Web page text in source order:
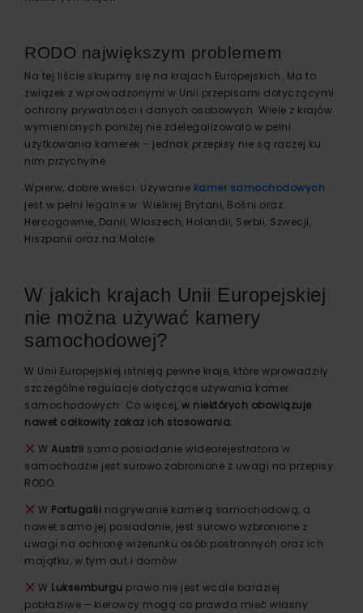
RODO największym problemem
Na tej liście skupimy się na krajach Europejskich. Ma to
związek z wprowadzonymi w Unii przepisami dotyczącymi
ochrony prywatności i danych osobowych. Wiele z krajów
wymienionych poniżej nie zdelegalizowało w pełni
użytkowania kamerek – jednak przepisy nie są raczej ku
nim przychylne.
Wpierw, dobre wieści. Używanie kamer samochodowych
jest w pełni legalne w: Wielkiej Brytani, Bośni oraz
Hercogownie, Danii, Włoszech, Holandii, Serbii, Szwecji,
Hiszpanii oraz na Malcie.
W jakich krajach Unii Europejskiej
nie można używać kamery
samochodowej?
W Unii Europejskiej istnieją pewne kraje, które wprowadziły
szczególne regulacje dotyczące używania kamer
samochodowych. Co więcej, w niektórych obowiązuje
nawet całkowity zakaz ich stosowania.
WAustrii samo posiadanie wideorejestratora w
samochodzie jest surowo zabronione z uwagi na przepisy
RODO.
W Portugalii nagrywanie kamerą samochodową, a
nawet samo jej posiadanie, jest surowo wzbronione z
uwagi na ochronę wizerunku osób postronnych oraz ich
majątku, w tym aut i domów.
W Luksemburgu prawo nie jest wcale bardziej
pobłażliwe – kierowcy mogą co prawda mieć własny